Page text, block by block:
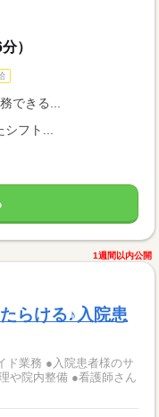
）
できる...
フト...
1週間以内公開
らける♪入院患
者様のサ
や院内整備 ●看護師さん